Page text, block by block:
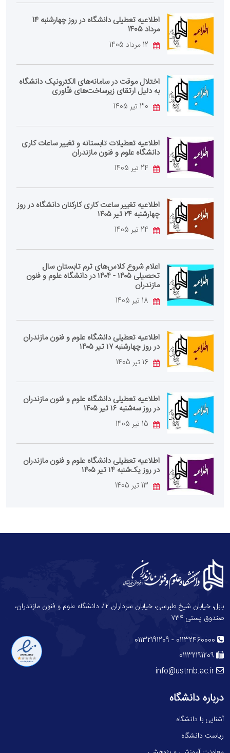
اطلاعیه تعطیلی دانشگاه در روز چهارشنبه 14
مرداد 1405
اختلال موقت در سامانه‌های الکترونیک دانشگاه
به دلیل ارتقای زیرساخت‌های فنّاوری
اطلاعیه تعطیلات تابستانه و تغییر ساعات کاری
دانشگاه علوم و فنون مازندران
اطلاعیه تغییر ساعت کاری کارکنان دانشگاه در روز
چهارشنبه ۲۴ تیر ۱۴۰۵
اعلام شروع کلاس‌های ترم تابستان سال
تحصیلی ۱۴۰۵ - ۱۴۰۴ در دانشگاه علوم و فنون
مازندران
اطلاعیه تعطیلی دانشگاه علوم و فنون مازندران
در روز چهارشنبه ۱۷ تیر ۱۴۰۵
اطلاعیه تعطیلی دانشگاه علوم و فنون مازندران
در روز سه‌شنبه ۱۶ تیر ۱۴۰۵
اطلاعیه تعطیلی دانشگاه علوم و فنون مازندران
در روز یک‌شنبه ۱۴ تیر ۱۴۰۵
بابل، خیابان شیخ طبرسی، خیابان سرداران ۱۲، دانشگاه علوم و فنون مازندران،
صندوق پستی ۷۳۴
01132460000
-
01132191209
01132191209
info@ustmb.ac.ir
درباره دانشگاه
آشنایی با دانشگاه
ریاست دانشگاه